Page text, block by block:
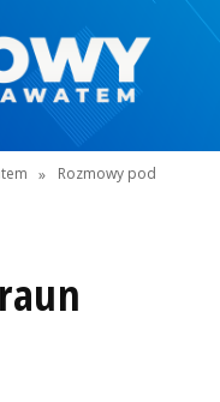
»
Rozmowy pod